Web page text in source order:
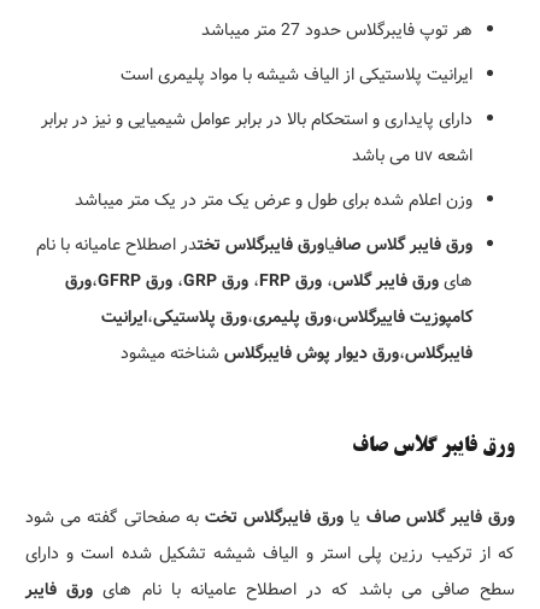
هر توپ فایبرگلاس حدود 27 متر میباشد
ایرانیت پلاستیکی از الیاف شیشه با مواد پلیمری است
دارای پایداری و استحکام بالا در برابر عوامل شیمیایی و نیز در برابر
اشعه uv می باشد
وزن اعلام شده برای طول و عرض یک متر در یک متر میباشد
ورق فایبر گلاس صافیاورق فایبرگلاس تختدر اصطلاح عامیانه با نام
هایورق فایبر گلاس، ورق FRP ، ورق GRP ، ورق GFRP ،ورق
کامپوزیت فاییرگلاس،ورق پلیمری،ورق پلاستیکی،ایرانیت
فایبرگلاس،ورق دیوار پوش فایبرگلاسشناخته میشود
ورق فایبر گلاس صاف
ورق فایبر گلاس صاف یاورق فایبرگلاس تختبه صفحاتی گفته می شود
که از ترکیب رزین پلی استر و الیاف شیشه تشکیل شده است و دارای
سطح صافی می باشد که در اصطلاح عامیانه با نام های ورق فایبر